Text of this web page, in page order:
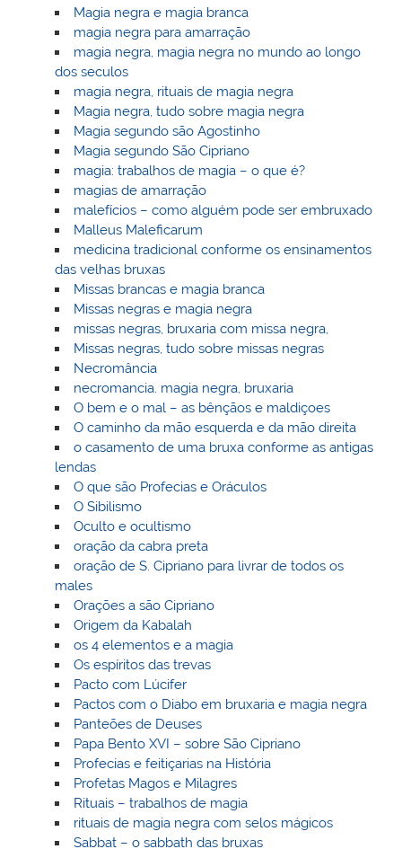
Magia negra e magia branca
magia negra para amarração
magia negra, magia negra no mundo ao longo
dos seculos
magia negra, rituais de magia negra
Magia negra, tudo sobre magia negra
Magia segundo são Agostinho
Magia segundo São Cipriano
magia: trabalhos de magia – o que é?
magias de amarração
malefícios – como alguém pode ser embruxado
Malleus Maleficarum
medicina tradicional conforme os ensinamentos
das velhas bruxas
Missas brancas e magia branca
Missas negras e magia negra
missas negras, bruxaria com missa negra,
Missas negras, tudo sobre missas negras
Necromância
necromancia. magia negra, bruxaria
O bem e o mal – as bênçãos e maldiçoes
O caminho da mão esquerda e da mão direita
o casamento de uma bruxa conforme as antigas
lendas
O que são Profecias e Oráculos
O Sibilismo
Oculto e ocultismo
oração da cabra preta
oração de S. Cipriano para livrar de todos os
males
Orações a são Cipriano
Origem da Kabalah
os 4 elementos e a magia
Os espíritos das trevas
Pacto com Lúcifer
Pactos com o Diabo em bruxaria e magia negra
Panteões de Deuses
Papa Bento XVI – sobre São Cipriano
Profecias e feitiçarias na História
Profetas Magos e Milagres
Rituais – trabalhos de magia
rituais de magia negra com selos mágicos
Sabbat – o sabbath das bruxas